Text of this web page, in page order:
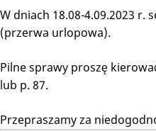
W dniach 18.08-4.09.2023 r.
(przerwa urlopowa).
Pilne sprawy proszę
lub p. 87.
Przepraszamy za